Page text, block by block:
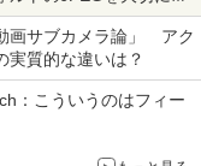
画サブカメラ論」 アク
質的な違いは？
：こういうのはフィー